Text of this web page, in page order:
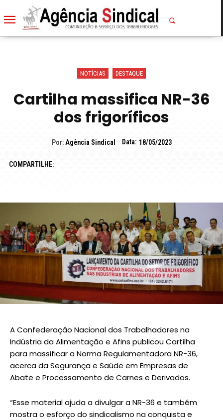
NOTÍCIAS DESTAQUE
Cartilha massifica NR-36
dos frigoríficos
Por: Agência Sindical Data: 18/05/2023
COMPARTILHE:
A Confederação Nacional dos Trabalhadores na
Indústria da Alimentação e Afins publicou Cartilha
para massificar a Norma Regulamentadora NR-36,
acerca da Segurança e Saúde em Empresas de
Abate e Processamento de Carnes e Derivados.
“Esse material ajuda a divulgar a NR-36 e também
mostra o esforço do sindicalismo na conquista e